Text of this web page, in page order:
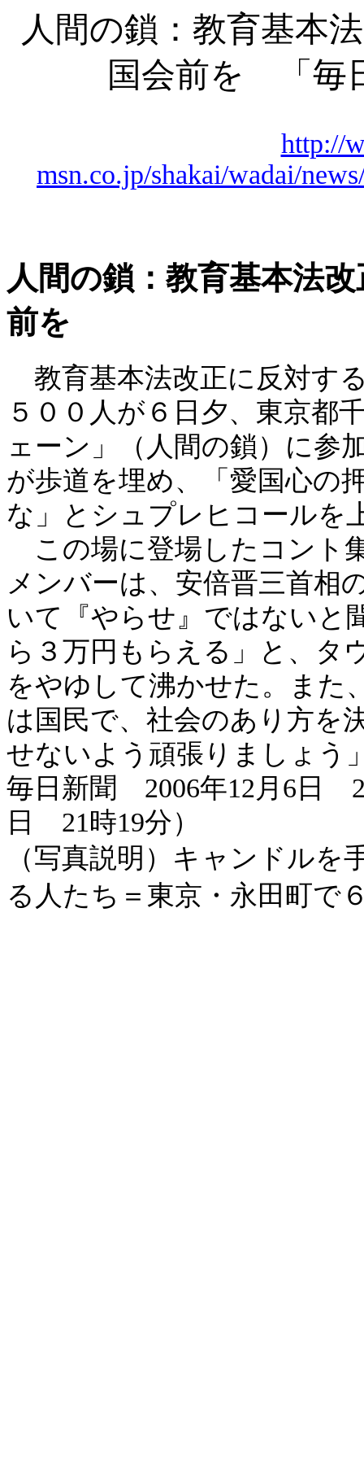
人間の鎖：教育基本
国会前を 「毎
http://
msn.co.jp/shakai/wadai/
人間の鎖：教育基本法
前を
教育基本法改正に反対す
５００人が６日夕、東京都
ェーン」（人間の鎖）に参
が歩道を埋め、「愛国心の
な」とシュプレヒコールを
この場に登場したコント
メンバーは、安倍晋三首相
いて『やらせ』ではないと
ら３万円もらえる」と、タ
をやゆして沸かせた。また
は国民で、社会のあり方を
せないよう頑張りましょう
毎日新聞 2006年12月 6 日
日 21時19分）
（写真説明）キャンドル
る人たち＝東京・永田町で